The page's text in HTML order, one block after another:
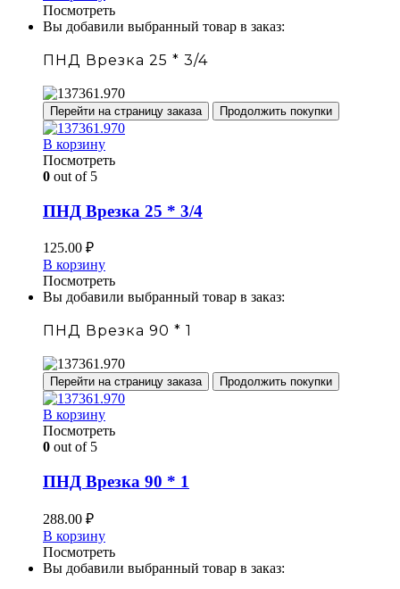
Посмотреть
Вы добавили выбранный товар в заказ:
ПНД Врезка 25 * 3/4
Перейти на страницу заказа Продолжить покупки
В корзину
Посмотреть
0 out of 5
ПНД Врезка 25 * 3/4
125.00 ₽
В корзину
Посмотреть
Вы добавили выбранный товар в заказ:
ПНД Врезка 90 * 1
Перейти на страницу заказа Продолжить покупки
В корзину
Посмотреть
0 out of 5
ПНД Врезка 90 * 1
288.00 ₽
В корзину
Посмотреть
Вы добавили выбранный товар в заказ: